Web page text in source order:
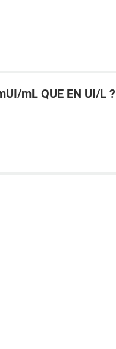
mL QUE EN UI/L ?